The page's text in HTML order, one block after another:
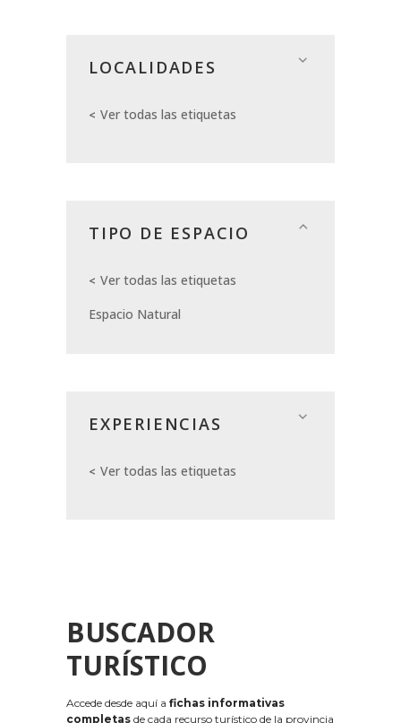
LOCALIDADES
Ver todas las etiquetas
TIPO DE ESPACIO
Ver todas las etiquetas
Espacio Natural
EXPERIENCIAS
Ver todas las etiquetas
BUSCADOR
TURÍSTICO
Accede desde aquí a fichas informativas
completas de cada recurso turístico de la provincia